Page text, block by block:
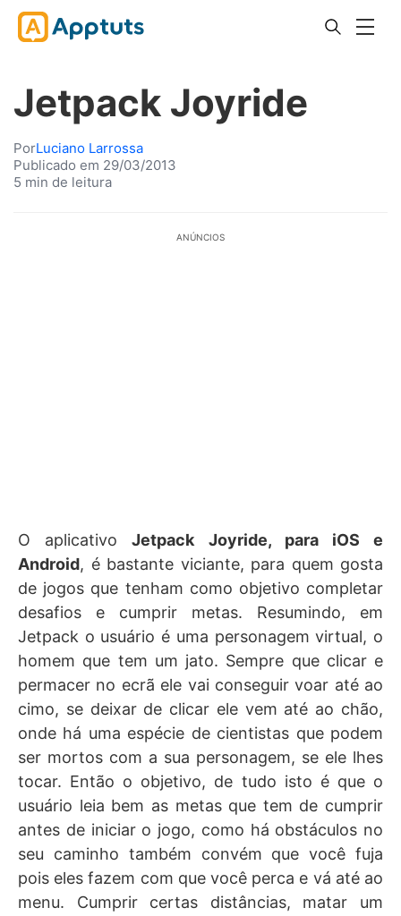
Jetpack Joyride
PorLuciano Larrossa
Publicado em 29/03/2013
5 min de leitura
ANÚNCIOS
O aplicativoJetpack Joyride, para iOS e
Android, é bastante viciante, para quem gosta
de jogos que tenham como objetivo completar
desafios e cumprir metas. Resumindo, em
Jetpack o usuário é uma personagem virtual, o
homem que tem um jato. Sempre que clicar e
permacer no ecrã ele vai conseguir voar até ao
cimo, se deixar de clicar ele vem até ao chão,
onde há uma espécie de cientistas que podem
ser mortos com a sua personagem, se ele lhes
tocar. Então o objetivo, de tudo isto é que o
usuário leia bem as metas que tem de cumprir
antes de iniciar o jogo, como há obstáculos no
seu caminho também convém que você fuja
pois eles fazem com que você perca e vá até ao
menu. Cumprir certas distâncias, matar um